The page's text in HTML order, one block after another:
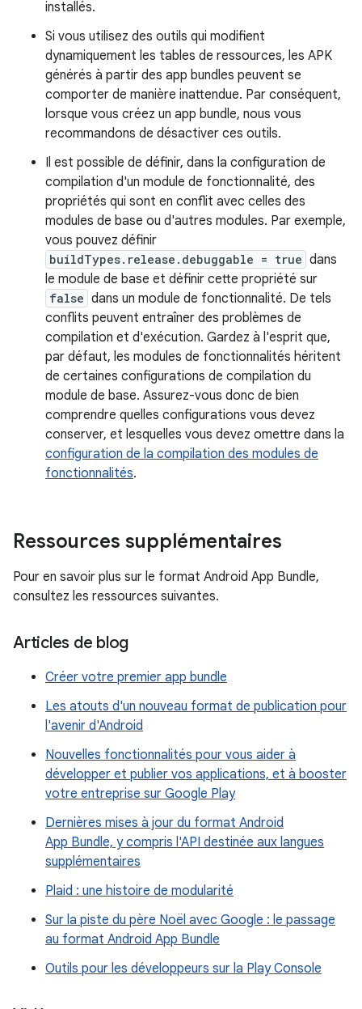
installés.
Si vous utilisez des outils qui modifient
dynamiquement les tables de ressources, les APK
générés à partir des app bundles peuvent se
comporter de manière inattendue. Par conséquent,
lorsque vous créez un app bundle, nous vous
recommandons de désactiver ces outils.
Il est possible de définir, dans la configuration de
compilation d'un module de fonctionnalité, des
propriétés qui sont en conflit avec celles des
modules de base ou d'autres modules. Par exemple,
vous pouvez définir
buildTypes.release.debuggable = true dans
le module de base et définir cette propriété sur
false dans un module de fonctionnalité. De tels
conflits peuvent entraîner des problèmes de
compilation et d'exécution. Gardez à l'esprit que,
par défaut, les modules de fonctionnalités héritent
de certaines configurations de compilation du
module de base. Assurez-vous donc de bien
comprendre quelles configurations vous devez
conserver, et lesquelles vous devez omettre dans la
configuration de la compilation des modules de
fonctionnalités.
Ressources supplémentaires
Pour en savoir plus sur le format Android App Bundle,
consultez les ressources suivantes.
Articles de blog
Créer votre premier app bundle
Les atouts d'un nouveau format de publication pour
l'avenir d'Android
Nouvelles fonctionnalités pour vous aider à
développer et publier vos applications, et à booster
votre entreprise sur Google Play
Dernières mises à jour du format Android
App Bundle, y compris l'API destinée aux langues
supplémentaires
Plaid : une histoire de modularité
Sur la piste du père Noël avec Google : le passage
au format Android App Bundle
Outils pour les développeurs sur la Play Console